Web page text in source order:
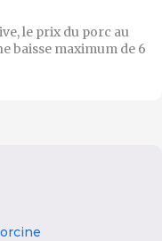
le prix du porc au
baisse maximum de 6